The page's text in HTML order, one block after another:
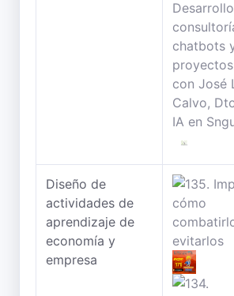
Diseño de
actividades de
aprendizaje de
economía y
empresa